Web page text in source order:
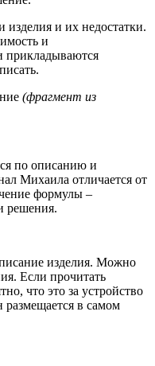
изделия и их недостатки.
и
прикладываются
(фрагмент из
по описанию и
Михаила отличается от
формулы –
решения.
изделия. Можно
Если прочитать
что это за устройство
размещается в самом